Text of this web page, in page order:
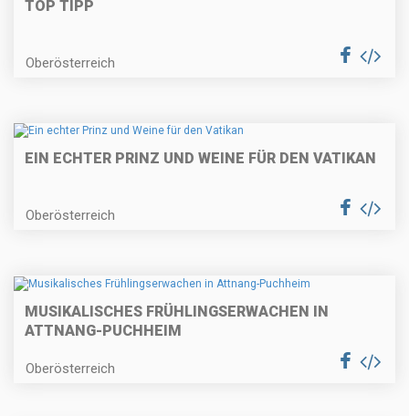
TOP TIPP
Oberösterreich
EIN ECHTER PRINZ UND WEINE FÜR DEN VATIKAN
Oberösterreich
MUSIKALISCHES FRÜHLINGSERWACHEN IN
ATTNANG-PUCHHEIM
Oberösterreich